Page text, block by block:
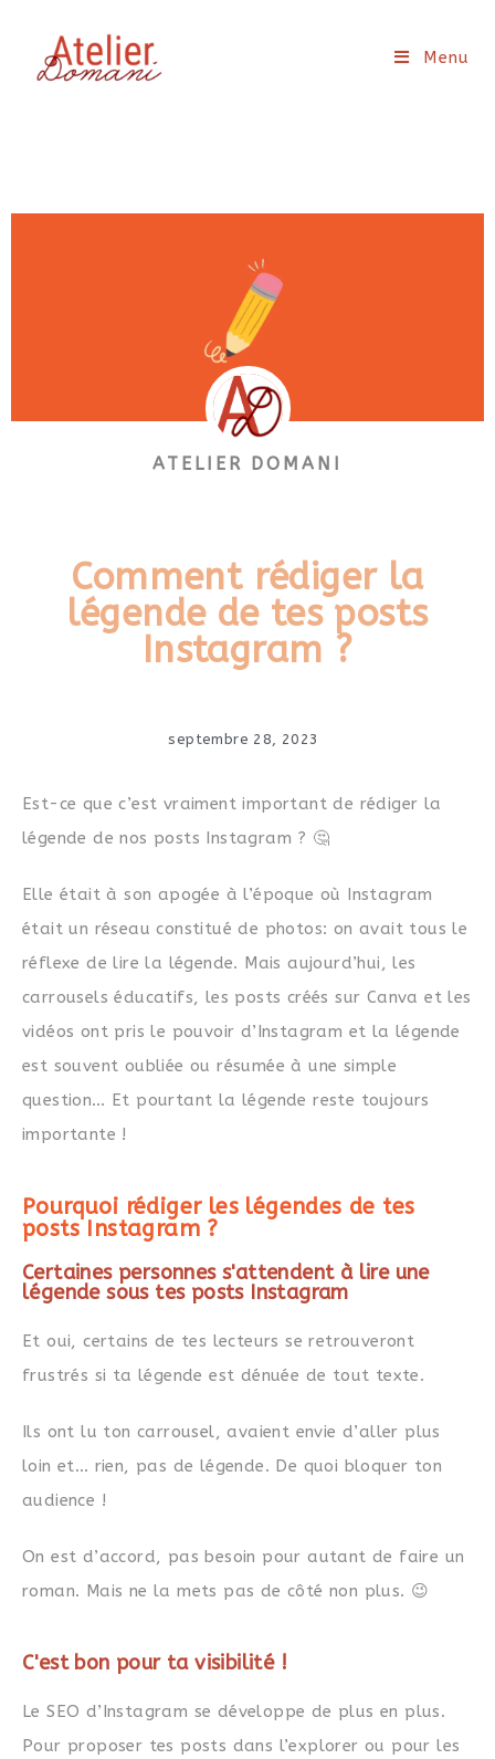
Menu
ATELIER DOMANI
Comment rédiger la
légende de tes posts
Instagram ?
septembre 28, 2023
Est-ce que c’est vraiment important de rédiger la
légende de nos posts Instagram ? 🤔
Elle était à son apogée à l’époque où Instagram
était un réseau constitué de photos: on avait tous le
réflexe de lire la légende. Maisaujourd’hui, les
carrousels éducatifs, les posts créés sur Canva et les
vidéos ont pris le pouvoir d’Instagram et la légende
est souvent oubliée ou résumée à une simple
question… Et pourtant la légende reste toujours
importante !
Pourquoi rédiger les légendes de tes
posts Instagram ?
Certaines personnes s'attendent à lire une
légende sous tes posts Instagram
Et oui, certains de tes lecteurs se retrouveront
frustrés si ta légende est dénuée de tout texte.
Ils ont lu ton carrousel, avaient envie d’aller plus
loin et… rien, pas de légende. De quoi bloquer ton
audience !
On est d’accord, pas besoin pour autant de faire un
roman. Mais ne la mets pas de côté non plus. 😉
C'est bon pour ta visibilité !
Le SEO d’Instagram se développe de plus en plus.
Pour proposer tes posts dans l’explorer ou pour les